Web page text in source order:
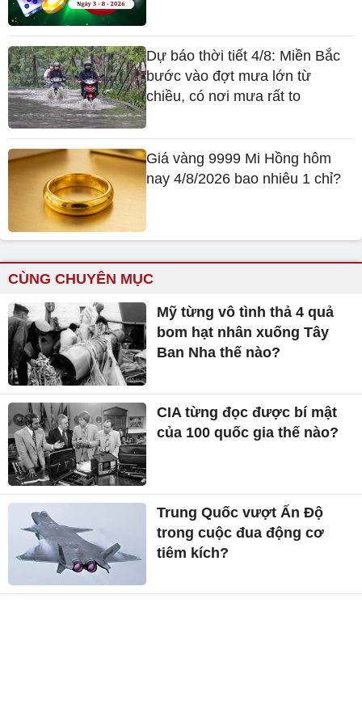
Dự báo thời tiết 4/8: Miền Bắc
bước vào đợt mưa lớn từ
chiều, có nơi mưa rất to
Giá vàng 9999 Mi Hồng hôm
nay 4/8/2026 bao nhiêu 1 chỉ?
CÙNG CHUYÊN MỤC
Mỹ từng vô tình thả 4 quả
bom hạt nhân xuống Tây
Ban Nha thế nào?
CIA từng đọc được bí mật
của 100 quốc gia thế nào?
Trung Quốc vượt Ấn Độ
trong cuộc đua động cơ
tiêm kích?